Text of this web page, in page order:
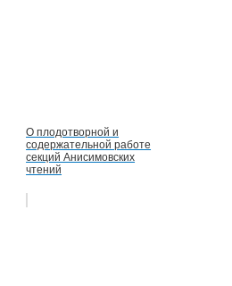
О плодотворной и
содержательной работе
секций Анисимовских
чтений